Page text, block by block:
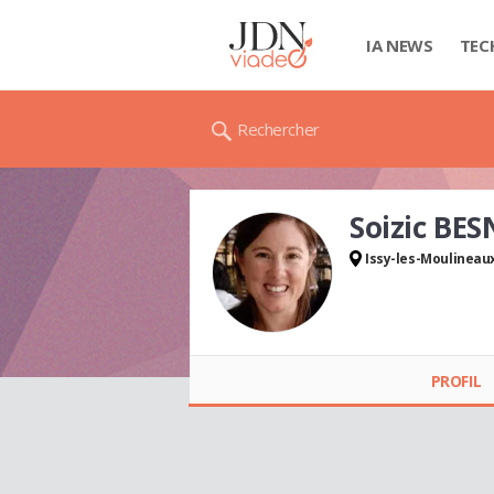
IA NEWS
Rechercher
Soizic
Issy-les-
PROFIL